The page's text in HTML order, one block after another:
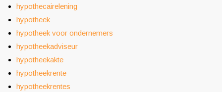
hypothecairelening
hypotheek
hypotheek voor ondernemers
hypotheekadviseur
hypotheekakte
hypotheekrente
hypotheekrentes